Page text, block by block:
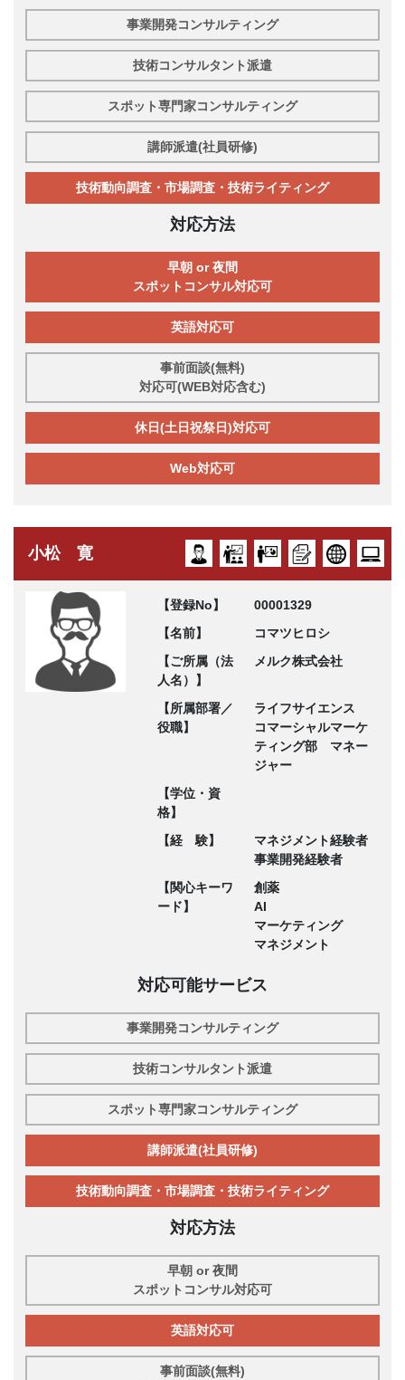
事業開発コンサルティング
技術コンサルタント派遣
スポット専門家コンサルティング
講師派遣(社員研修)
技術動向調査・市場調査・技術ライティング
対応方法
早朝 or 夜間
スポットコンサル対応可
英語対応可
事前面談(無料)
対応可(WEB対応含む)
休日(土日祝祭日)対応可
Web対応可
小松 寛
【登録No】
00001329
【名前】
コマツヒロシ
【ご所属（法
人名）】
メルク株式会社
【所属部署／
役職】
ライフサイエンス
コマーシャルマーケ
ティング部 マネー
ジャー
【学位・資
格】
【経 験】
マネジメント経験者
事業開発経験者
【関心キーワ
ード】
創薬
AI
マーケティング
マネジメント
対応可能サービス
事業開発コンサルティング
技術コンサルタント派遣
スポット専門家コンサルティング
講師派遣(社員研修)
技術動向調査・市場調査・技術ライティング
対応方法
早朝 or 夜間
スポットコンサル対応可
英語対応可
事前面談(無料)